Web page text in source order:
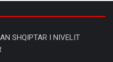
SHQIPTAR I NIVELIT